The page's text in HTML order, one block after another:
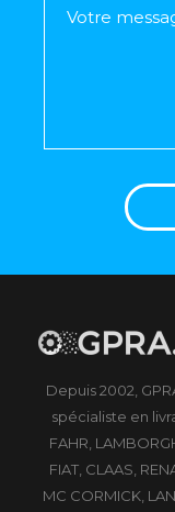
Depuis 2002,
spécialiste en
FAHR,
FIAT, CLAAS,
MC CORMICK,